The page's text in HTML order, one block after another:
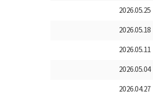
2026.05.25
2026.05.18
2026.05.11
2026.05.04
2026.04.27